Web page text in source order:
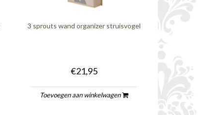
3 sprouts wand organizer struisvogel
€21,95
Toevoegen aan winkelwagen